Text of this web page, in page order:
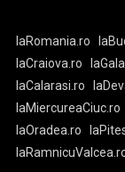
laRomania.ro
laCraiova.ro
laCalarasi.ro
laMiercureaCiuc.ro
laOradea.ro